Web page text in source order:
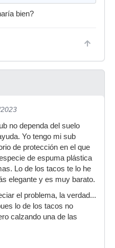
bien?
no dependa del suelo
Yo tengo mi sub
de protección en el que
de espuma plástica
Lo de los tacos te lo he
elegante y es muy barato.
el problema, la verdad...
lo de los tacos no
calzando una de las